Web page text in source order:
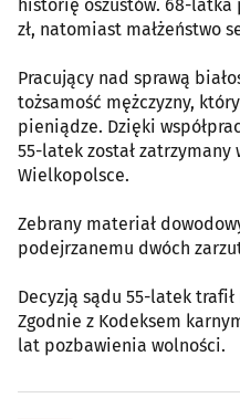
historię oszustów. 68-latka
zł, natomiast małżeństwo
Pracujący nad sprawą
tożsamość mężczyzny,
pieniądze. Dzięki
55-latek został zatrzymany
Wielkopolsce.
Zebrany materiał
podejrzanemu dwóch
Decyzją sądu 55-latek
Zgodnie z Kodeksem
lat pozbawienia wolności.